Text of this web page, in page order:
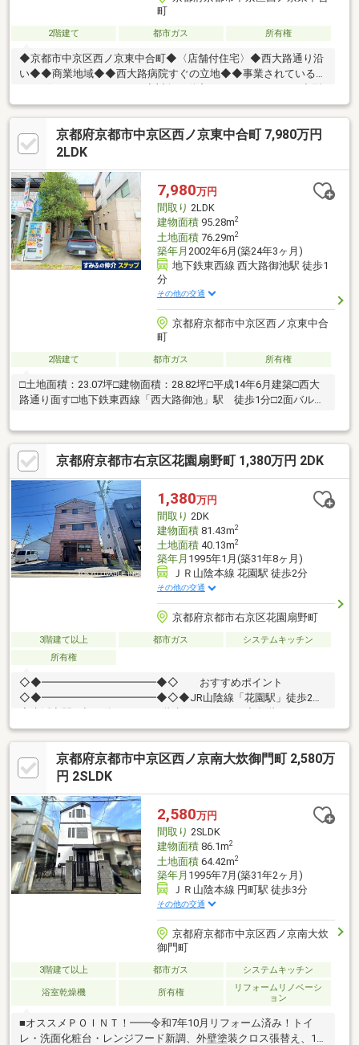
町
2階建て 都市ガス 所有権
◆京都市中京区西ノ京東中合町◆〈店舗付住宅〉◆西大路通り沿
い◆◆商業地域◆◆西大路病院すぐの立地◆◆事業されている方
自動車1台駐車可能・平成14年建築・LDK14畳・前面道路幅員約
26m（西大路通）・2階各部屋にバルコニー有り〈土地面積〉
76.29㎡（23.07坪）〈建物面積〉 95.28㎡（28.82坪）【交通】・
京都市営地下鉄東西線「西大路御池」駅まで徒歩1分・京福電気鉄
駅まで徒歩11分
京都府京都市中京区西ノ京東中合町 7,980万円
2LDK
7,980万円
間取り 2LDK
建物面積95.28m2
土地面積76.29m2
築年月 2002年6月(築24年3ヶ月)
地下鉄東西線 西大路御池駅 徒歩1
分
その他の交通
京都府京都市中京区西ノ京東中合
町
2階建て 都市ガス 所有権
□土地面積：23.07坪□建物面積：28.82坪□平成14年6月建築□西大
路通り面す□地下鉄東西線「西大路御池」駅 徒歩1分□2面バルコ
京都府京都市右京区花園扇野町 1,380万円 2DK
1,380万円
間取り 2DK
建物面積81.43m2
土地面積40.13m2
築年月 1995年1月(築31年8ヶ月)
ＪＲ山陰本線 花園駅 徒歩2分
その他の交通
京都府京都市右京区花園扇野町
3階建て以上 都市ガス
システムキッチン
所有権
◇◆━━━━━━━━━━━◆◇ おすすめポイント
◇◆━━━━━━━━━━━◆◇◆JR山陰線「花園駅」徒歩2分
ある収納スペースを確保◆2階・3階の居室は独立性の高い「2面
採光」設計◆コンビニ、スーパー、ドラッグストアや病院などが
近隣に揃っており、生活の質を高める環境が整っています 。
京都府京都市中京区西ノ京南大炊御門町 2,580万
円 2SLDK
2,580万円
間取り 2SLDK
建物面積86.1m2
土地面積64.42m2
築年月 1995年7月(築31年2ヶ月)
ＪＲ山陰本線 円町駅 徒歩3分
その他の交通
京都府京都市中京区西ノ京南大炊
御門町
3階建て以上 都市ガス システムキッチン
浴室乾燥機 所有権
リフォームリノベーシ
ョン
■オススメＰＯＩＮＴ！━━令和7年10月リフォーム済み！トイ
レ・洗面化粧台・レンジフード新調、外壁塗装クロス張替え、1階